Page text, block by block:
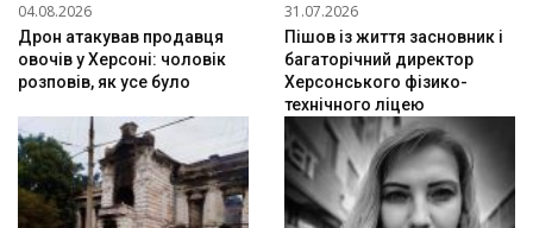
04.08.2026
Дрон атакував продавця
овочів у Херсоні: чоловік
розповів, як усе було
31.07.2026
Пішов із життя засновник і
багаторічний директор
Херсонського фізико-
технічного ліцею